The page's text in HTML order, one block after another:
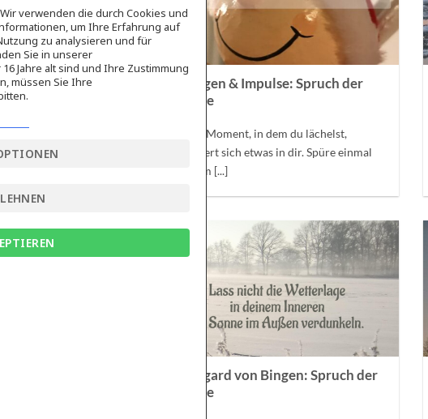
Übungen & Impulse: Spruch der
Woche
In dem Moment, in dem du lächelst,
verändert sich etwas in dir. Spüre einmal
achtsam [...]
Hildegard von Bingen: Spruch der
Woche
verwenden die durch Cookies und
um Ihre Erfahrung auf
zu analysieren und für
Sie in unserer
Jahre alt sind und Ihre Zustimmung
müssen Sie Ihre